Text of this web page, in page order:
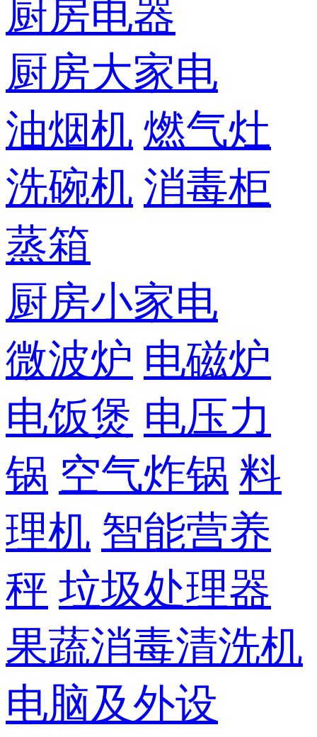
厨房电器
厨房大家电
油烟机 燃气灶
洗碗机 消毒柜
蒸箱
厨房小家电
微波炉 电磁炉
电饭煲 电压力
锅 空气炸锅 料
理机 智能营养
秤 垃圾处理器
果蔬消毒清洗机
电脑及外设